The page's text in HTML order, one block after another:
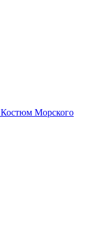
Костюм Морского